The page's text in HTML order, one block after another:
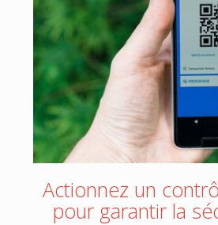
Actionnez un
pour garantir la